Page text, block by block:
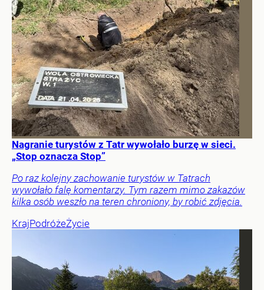
Nagranie turystów z Tatr wywołało burzę w sieci.
„Stop oznacza Stop”
Po raz kolejny zachowanie turystów w Tatrach
wywołało falę komentarzy. Tym razem mimo zakazów
kilka osób weszło na teren chroniony, by robić zdjęcia.
KrajPodróżeŻycie